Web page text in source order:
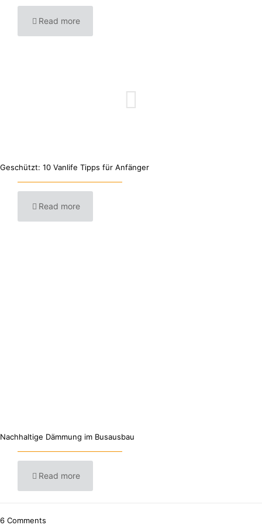
Read more
Geschützt: 10 Vanlife Tipps für Anfänger
Read more
Nachhaltige Dämmung im Busausbau
Read more
6 Comments